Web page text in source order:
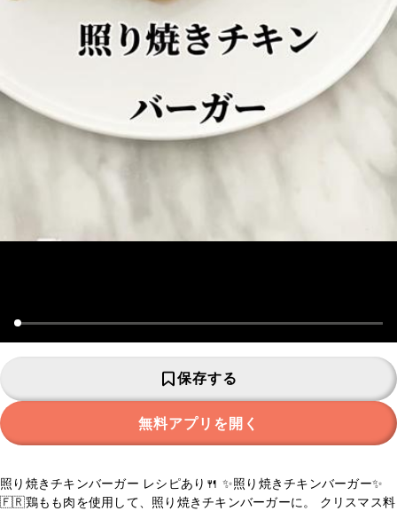
保存する
無料アプリを開く
照り焼きチキンバーガー レシピあり🍴 ✨照り焼きチキンバーガー✨
🇫🇷鶏もも肉を使用して、照り焼きチキンバーガーに。 クリスマス料